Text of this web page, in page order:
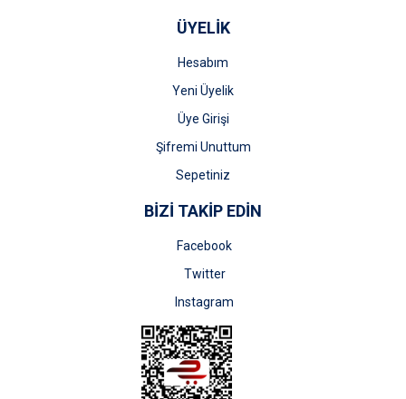
ÜYELİK
Hesabım
Yeni Üyelik
Üye Girişi
Şifremi Unuttum
Sepetiniz
BİZİ TAKİP EDİN
Facebook
Twitter
Instagram